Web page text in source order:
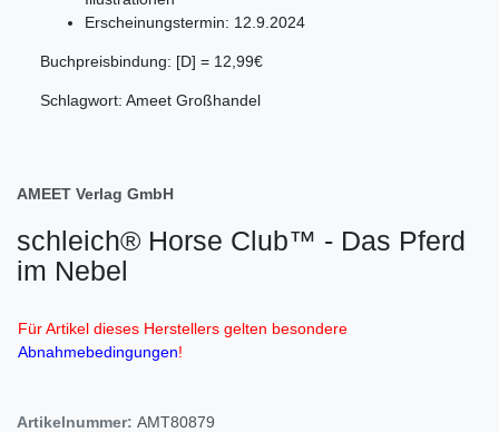
Erscheinungstermin: 12.9.2024
Buchpreisbindung: [D] = 12,99€
Schlagwort: Ameet Großhandel
AMEET Verlag GmbH
schleich® Horse Club™ - Das Pferd
im Nebel
Für Artikel dieses Herstellers gelten besondere
Abnahmebedingungen!
Artikelnummer: AMT80879